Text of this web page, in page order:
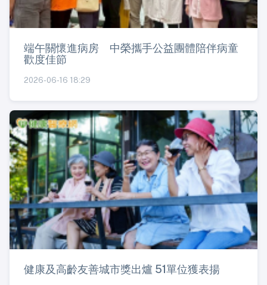
端午關懷進病房 中榮攜手公益團體陪伴病童
歡度佳節
2026-06-16 18:29
健康及高齡友善城市獎出爐 51單位獲表揚